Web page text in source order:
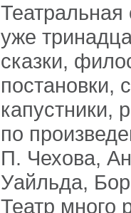
Театральная
уже
сказки,
постановки,
капустники,
по
П. Чехова,
Уайльда,
Театр много